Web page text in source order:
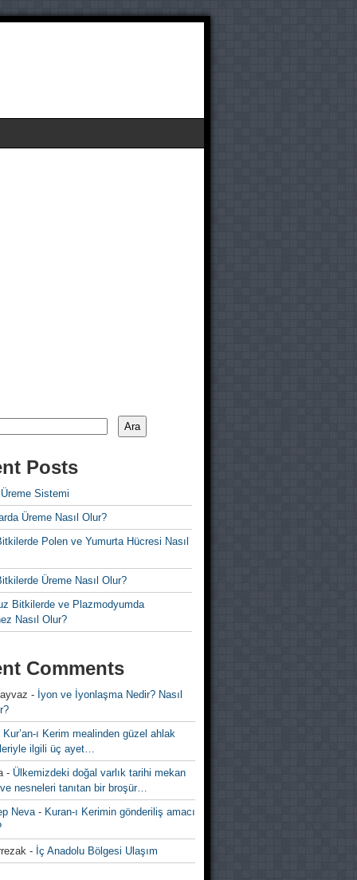
Ara
Posts
Sistemi
Üreme Nasıl Olur?
Polen ve Yumurta Hücresi Nasıl
Üreme Nasıl Olur?
Bitkilerde ve Plazmodyumda
Nasıl Olur?
Comments
- İyon ve İyonlaşma Nedir? Nasıl
Kur’an-ı Kerim mealinden güzel ahlak
ilgili üç ayet…
- Ülkemizdeki doğal varlık tarihi mekan
nesneleri tanıtan bir broşür…
Neva- Kuran-ı Kerimin gönderiliş amacı
- İç Anadolu Bölgesi Ulaşım